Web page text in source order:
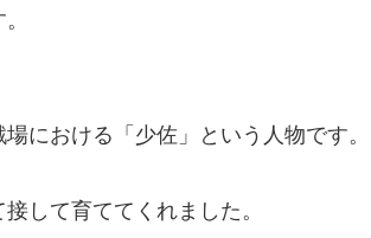
における「少佐」という人物です。
して育ててくれました。